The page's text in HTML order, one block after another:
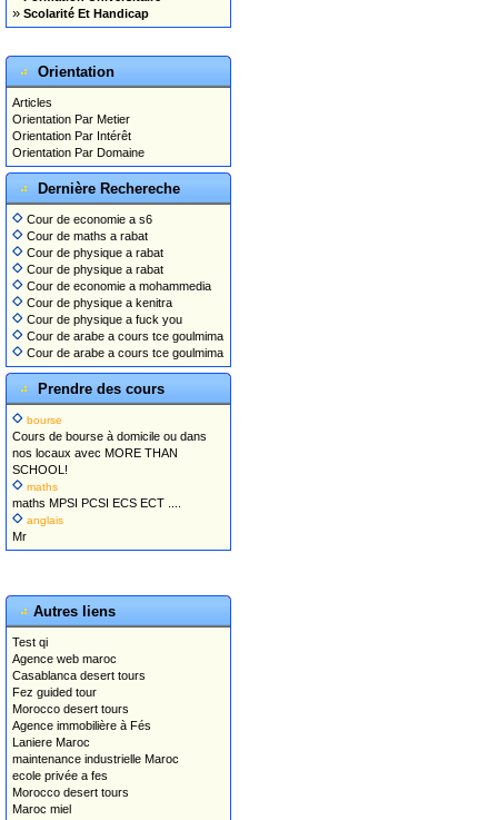
» Scolarité Et Handicap
Orientation
Articles
Orientation Par Metier
Orientation Par Intérêt
Orientation Par Domaine
Dernière Rechereche
Cour de economie a s6
Cour de maths a rabat
Cour de physique a rabat
Cour de physique a rabat
Cour de economie a mohammedia
Cour de physique a kenitra
Cour de physique a fuck you
Cour de arabe a cours tce goulmima
Cour de arabe a cours tce goulmima
Prendre des cours
bourse
Cours de bourse à domicile ou dans
nos locaux avec MORE THAN
SCHOOL!
maths
maths MPSI PCSI ECS ECT ....
anglais
Mr
Autres liens
Test qi
Agence web maroc
Casablanca desert tours
Fez guided tour
Morocco desert tours
Agence immobilière à Fés
Laniere Maroc
maintenance industrielle Maroc
ecole privée a fes
Morocco desert tours
Maroc miel